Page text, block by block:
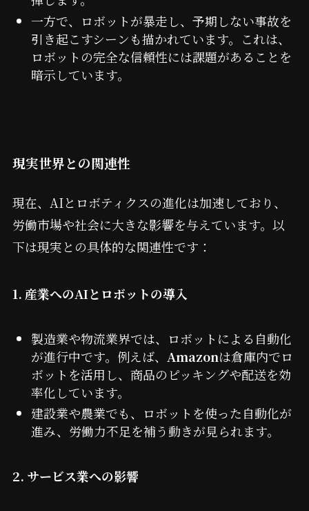
一方で、ロボットが暴走し、予期しない事故を
引き起こすシーンも描かれています。これは、
ロボットの完全な信頼性には課題があることを
暗示しています。
現実世界との関連性
現在、AIとロボティクスの進化は加速しており、
労働市場や社会に大きな影響を与えています。以
下は現実との具体的な関連性です：
1. 産業へのAIとロボットの導入
製造業や物流業界では、ロボットによる自動化
が進行中です。例えば、 Amazonは倉庫内でロ
ボットを活用し、商品のピッキングや配送を効
率化しています。
建設業や農業でも、ロボットを使った自動化が
進み、労働力不足を補う動きが見られます。
2. サービス業への影響